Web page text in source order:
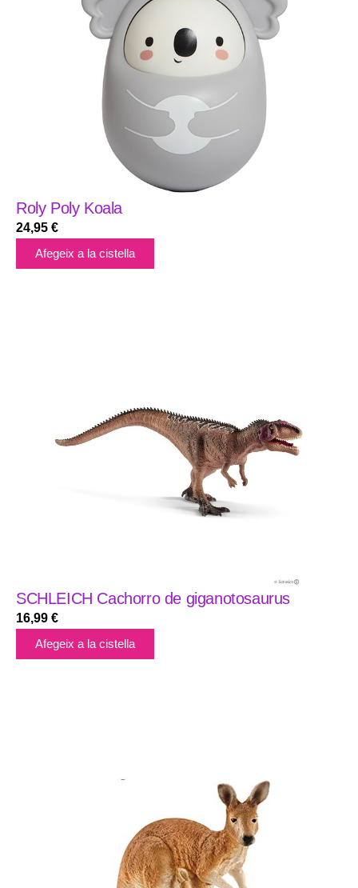
Roly Poly Koala
24,95 €
Afegeix a la cistella
SCHLEICH Cachorro de giganotosaurus
16,99 €
Afegeix a la cistella